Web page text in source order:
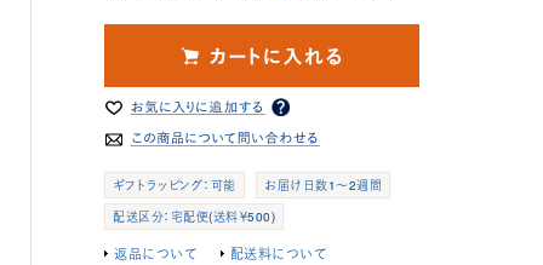
ギフトラッピング：可能
お届け日数1～2週間
配送区分：宅配便(送料￥500)
返品について 配送料について